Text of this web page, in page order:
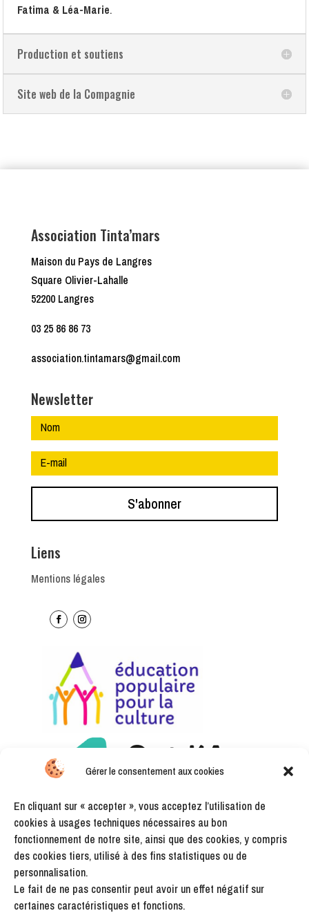
Gérer le consentement aux cookies
En cliquant sur « accepter », vous acceptez l’utilisation de
cookies à usages techniques nécessaires au bon
fonctionnement de notre site, ainsi que des cookies, y compris
des cookies tiers, utilisé à des fins statistiques ou de
personnalisation.
Le fait de ne pas consentir peut avoir un effet négatif sur
certaines caractéristiques et fonctions.
Fatima & Léa-Marie.
Production et soutiens
Site web de la Compagnie
Association Tinta’mars
Maison du Pays de Langres
Square Olivier-Lahalle
52200 Langres
03 25 86 86 73
association.tintamars@gmail.com
Newsletter
S'abonner
Liens
Mentions légales